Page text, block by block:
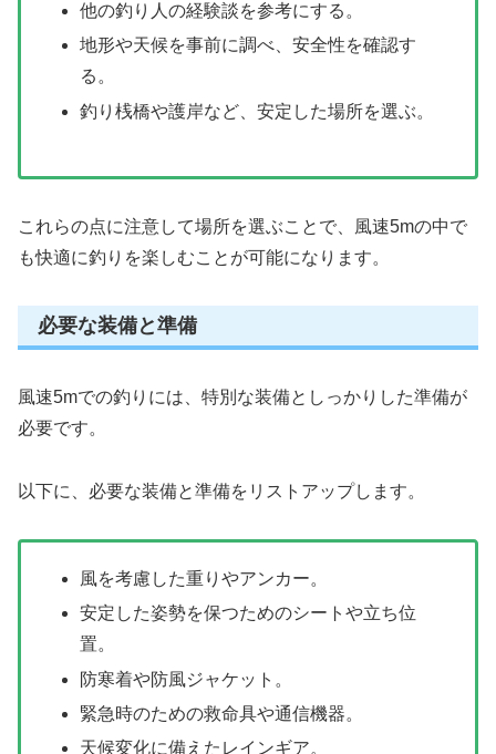
他の釣り人の経験談を参考にする。
地形や天候を事前に調べ、安全性を確認す
る。
釣り桟橋や護岸など、安定した場所を選ぶ。
これらの点に注意して場所を選ぶことで、風速5mの中で
も快適に釣りを楽しむことが可能になります。
必要な装備と準備
風速5mでの釣りには、特別な装備としっかりした準備が
必要です。
以下に、必要な装備と準備をリストアップします。
風を考慮した重りやアンカー。
安定した姿勢を保つためのシートや立ち位
置。
防寒着や防風ジャケット。
緊急時のための救命具や通信機器。
天候変化に備えたレインギア。